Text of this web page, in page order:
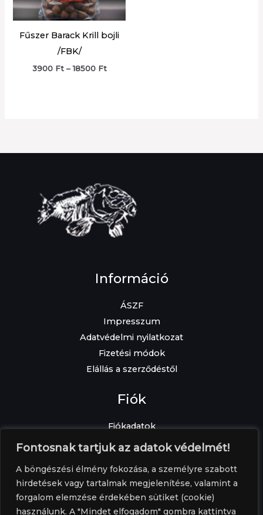
Fontosnak tartjuk az adatok védelmét!
A böngészési élmény fokozása, a személyre szabott
hirdetések vagy tartalmak megjelenítése, valamint a
forgalom elemzése érdekében sütiket (cookie)
használunk. A "Mindet elfogadom" gombra kattintva
Fűszer Barack Krill bojli
/FBK/
3900 Ft – 18500 FtÁrtartomány:
Információ
ÁSZF
Impresszum
Adatvédelmi nyilatkozat
Fizetési módok
Elállás a szerződéstől
Fiók
Fiókadatok
Elfelejtett jelszó
Rendelések